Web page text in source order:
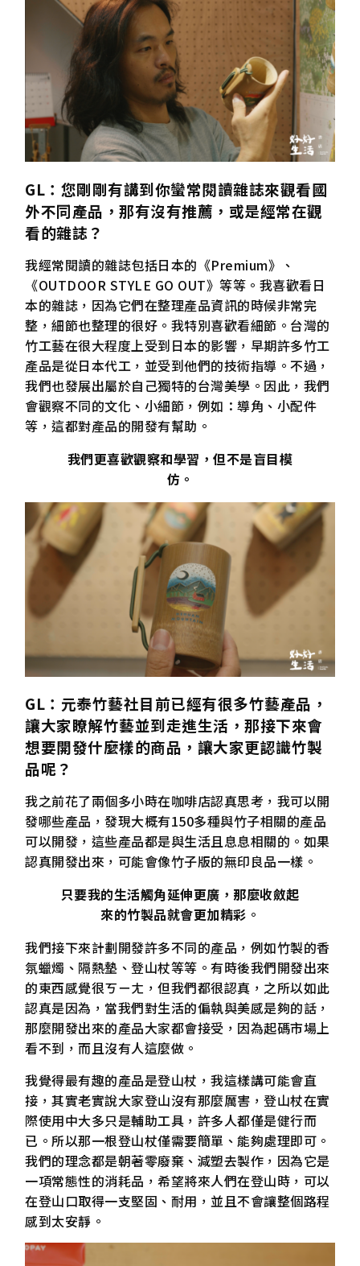
GL ：您剛剛有講到你蠻常閱讀雜誌來觀看國
外不同產品，那有沒有推薦，或是經常在觀
看的雜誌？
我經常閱讀的雜誌包括日本的《Premium》、
《OUTDOOR STYLE GO OUT》等等。我喜歡看日
本的雜誌，因為它們在整理產品資訊的時候非常完
整，細節也整理的很好。我特別喜歡看細節。台灣的
竹工藝在很大程度上受到日本的影響，早期許多竹工
產品是從日本代工，並受到他們的技術指導。不過，
我們也發展出屬於自己獨特的台灣美學。因此，我們
會觀察不同的文化、小細節，例如：導角、小配件
等，這都對產品的開發有幫助。
我們更喜歡觀察和學習，但不是盲目模
仿。
GL ：元泰竹藝社目前已經有很多竹藝產品，
讓大家瞭解竹藝並到走進生活，那接下來會
想要開發什麼樣的商品，讓大家更認識竹製
品呢？
我之前花了兩個多小時在咖啡店認真思考，我可以開
發哪些產品，發現大概有150多種與竹子相關的產品
可以開發，這些產品都是與生活且息息相關的。如果
認真開發出來，可能會像竹子版的無印良品一樣。
只要我的生活觸角延伸更廣，那麼收斂起
來的竹製品就會更加精彩 。
我們接下來計劃開發許多不同的產品，例如竹製的香
氛蠟燭、隔熱墊、登山杖等等。有時後我們開發出來
的東西感覺很ㄎㄧㄤ，但我們都很認真，之所以如此
認真是因為，當我們對生活的偏執與美感是夠的話，
那麼開發出來的產品大家都會接受，因為起碼市場上
看不到，而且沒有人這麼做。
我覺得最有趣的產品是登山杖，我這樣講可能會直
接，其實老實說大家登山沒有那麼厲害，登山杖在實
際使用中大多只是輔助工具，許多人都僅是健行而
已。所以那一根登山杖僅需要簡單、能夠處理即可。
我們的理念都是朝著零廢棄、減塑去製作，因為它是
一項常態性的消耗品，希望將來人們在登山時，可以
在登山口取得一支堅固、耐用，並且不會讓整個路程
感到太安靜。